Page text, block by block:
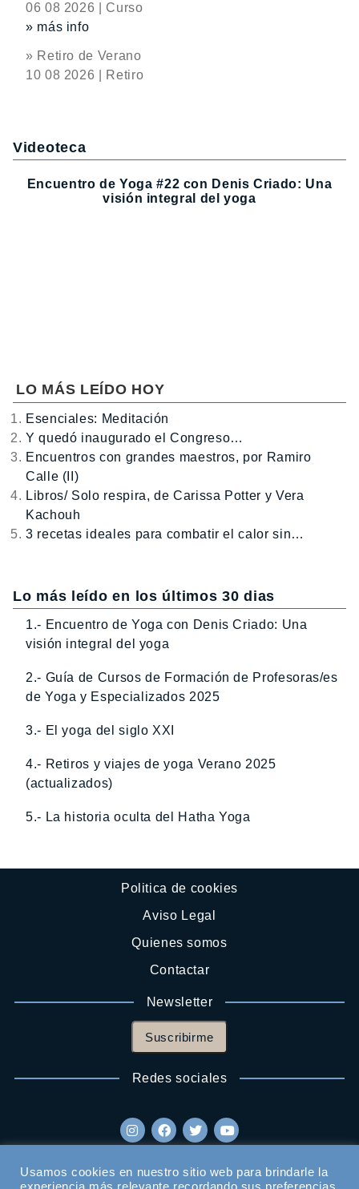
06 08 2026 | Curso
» más info
» Retiro de Verano
10 08 2026 | Retiro
Videoteca
Encuentro de Yoga #22 con Denis Criado: Una
visión integral del yoga
LO MÁS LEÍDO HOY
Esenciales: Meditación
Y quedó inaugurado el Congreso…
Encuentros con grandes maestros, por Ramiro
Calle (II)
Libros/ Solo respira, de Carissa Potter y Vera
Kachouh
3 recetas ideales para combatir el calor sin…
Lo más leído en los últimos 30 dias
1.- Encuentro de Yoga con Denis Criado: Una
visión integral del yoga
2.- Guía de Cursos de Formación de Profesoras/es
de Yoga y Especializados 2025
3.- El yoga del siglo XXI
4.- Retiros y viajes de yoga Verano 2025
(actualizados)
5.- La historia oculta del Hatha Yoga
Politica de cookies
Aviso Legal
Quienes somos
Contactar
Newsletter
Suscribirme
Redes sociales
Usamos cookies en nuestro sitio web para brindarle la